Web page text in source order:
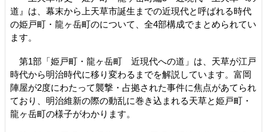
道』は、幕末から上天草市誕生までの近現代と呼ばれる時代
の姫戸町・龍ヶ岳町のについて、全4部構成でまとめられてい
ます。
第1部「姫戸町・龍ヶ岳町 近現代への道」は、天草が江戸
時代から明治時代に移り変わるまでを解説しています。富岡
陣屋が2度にわたって襲撃・占拠された事件に焦点があてられ
ており、明治維新の際の動乱に巻き込まれる天草と姫戸町・
龍ヶ岳町の様子がわかります。